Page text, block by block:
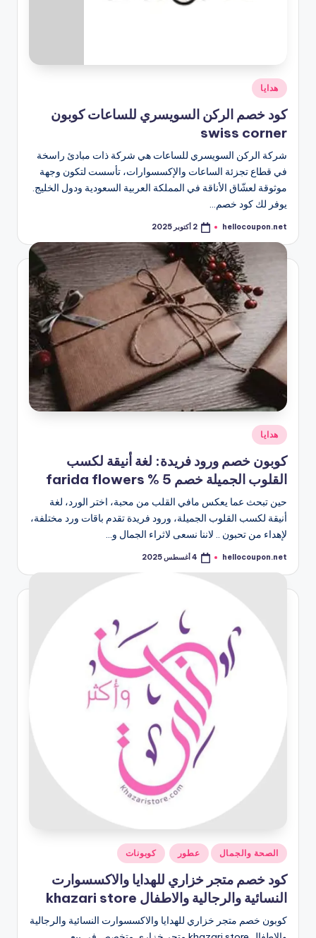
نُشر
في
هدايا
كود خصم الركن السويسري للساعات كوبون
swiss corner
شركة الركن السويسري للساعات هي شركة ذات مبادئ راسخة
في قطاع تجزئة الساعات والإكسسوارات، تأسست لتكون وجهة
موثوقة لعشّاق الأناقة في المملكة العربية السعودية ودول الخليج.
يوفر لك كود خصم…
تمّ
بواسطة
hellocoupon.net 2 أكتوبر 2025
نُشر
في
هدايا
كوبون خصم ورود فريدة: لغة أنيقة لكسب
القلوب الجميلة خصم 5 % farida flowers
حين تبحث عما يعكس مافي القلب من محبة، اختر الورد، لغة
أنيقة لكسب القلوب الجميلة، ورود فريدة تقدم باقات ورد مختلفة،
لإهداء من تحبون .. لاننا نسعى لاثراء الجمال و…
تمّ
بواسطة
hellocoupon.net 4 أغسطس 2025
نُشر
في
الصحة والجمال عطور كوبونات
كود خصم متجر خزاري للهدايا والاكسسوارت
النسائية والرجالية والاطفال khazari store
كوبون خصم متجر خزاري للهدايا والاكسسوارت النسائية والرجالية